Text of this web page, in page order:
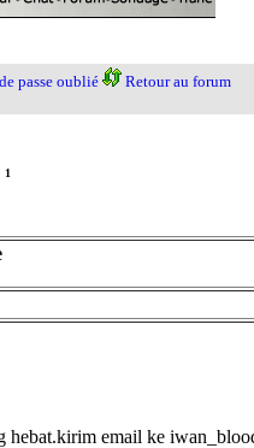
passe oublié Retour au forum
1
hebat.kirim email ke